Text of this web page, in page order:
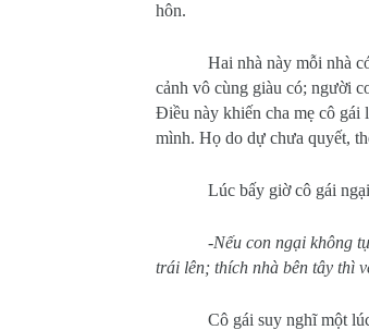
hôn.
Hai nhà này mỗi nhà
cảnh vô cùng giàu có; người
Điều này khiến cha mẹ cô gái
mình. Họ do dự chưa quyết,
Lúc bấy giờ cô gái
-Nếu con ngại không
trái lên; thích nhà bên tây thì
Cô gái suy nghĩ một